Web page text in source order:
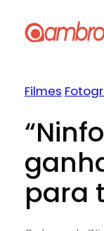
para
Filmes
para